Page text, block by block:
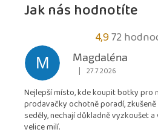
Jak nás hodnotíte
4,9Průměrné
hodnocení
obchodu
4,9
z
72
M
Magdaléna
Hodnocení obchodu je
| 27.7.2026
Nejlepší místo, kde koupit botky pro
prodavačky ochotně poradí,
seděly, nechají důkladně vyzkoušet
velice milí.